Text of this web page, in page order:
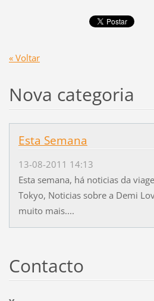
« Voltar
Nova categoria
Esta Semana
13-08-2011 14:13
Esta semana, há noticias da
Tokyo, Noticias sobre a Demi
muito mais....
Contacto